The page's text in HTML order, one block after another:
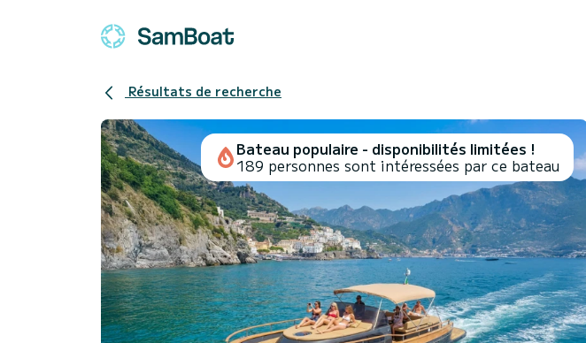
Résultats de recherche
Bateau populaire - disponibilités limitées !
189 personnes sont intéressées par ce bateau